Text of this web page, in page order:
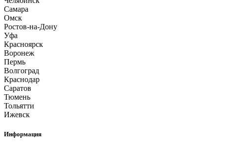
Самара
Омск
Ростов-на-Дону
Уфа
Красноярск
Воронеж
Пермь
Волгоград
Краснодар
Саратов
Тюмень
Тольятти
Ижевск
Информация